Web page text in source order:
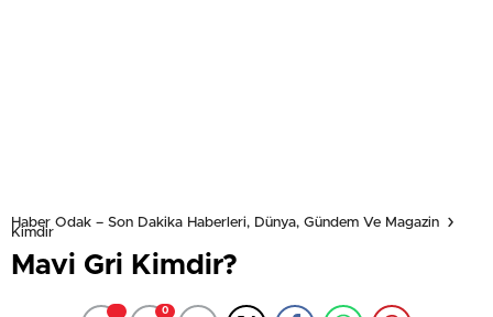
Haber Odak – Son Dakika Haberleri, Dünya, Gündem Ve Magazin
Kimdir
Mavi Gri Kimdir?
0